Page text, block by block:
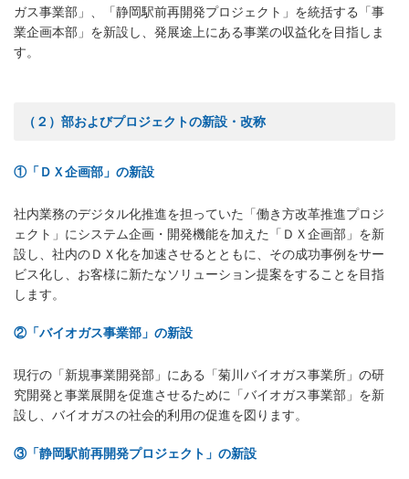
ガス事業部」、「静岡駅前再開発プロジェクト」を統括する「事
業企画本部」を新設し、発展途上にある事業の収益化を目指しま
す。
（２）部およびプロジェクトの新設・改称
①「ＤＸ企画部」の新設
社内業務のデジタル化推進を担っていた「働き方改革推進プロジ
ェクト」にシステム企画・開発機能を加えた「ＤＸ企画部」を新
設し、社内のＤＸ化を加速させるとともに、その成功事例をサー
ビス化し、お客様に新たなソリューション提案をすることを目指
します。
②「バイオガス事業部」の新設
現行の「新規事業開発部」にある「菊川バイオガス事業所」の研
究開発と事業展開を促進させるために「バイオガス事業部」を新
設し、バイオガスの社会的利用の促進を図ります。
③「静岡駅前再開発プロジェクト」の新設